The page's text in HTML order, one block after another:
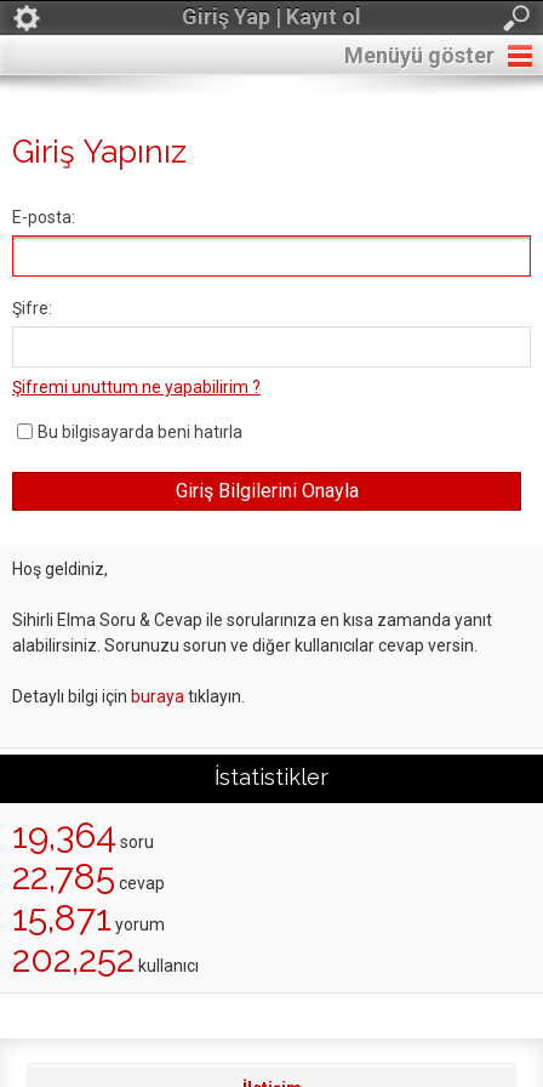
Giriş Yap | Kayıt ol
Menüyü göster
Giriş Yapınız
E-posta:
Şifre:
Şifremi unuttum ne yapabilirim ?
Bu bilgisayarda beni hatırla
Hoş geldiniz,
Sihirli Elma Soru & Cevap ile sorularınıza en kısa zamanda yanıt
alabilirsiniz. Sorunuzu sorun ve diğer kullanıcılar cevap versin.
Detaylı bilgi için buraya tıklayın.
İstatistikler
19,364 soru
22,785 cevap
15,871 yorum
202,252 kullanıcı